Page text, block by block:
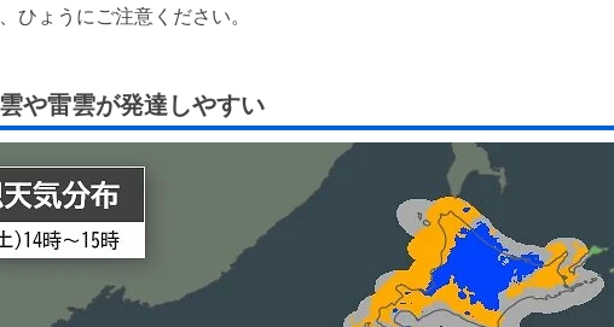
ひょうにご注意ください。
や雷雲が発達しやすい